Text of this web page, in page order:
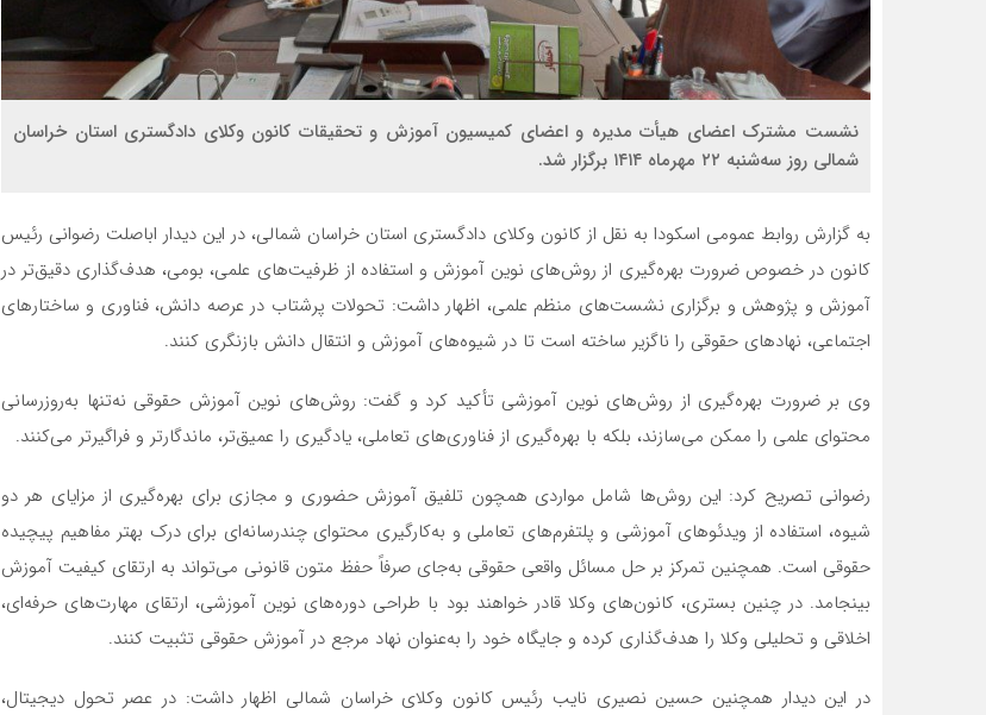
نشست مشترک اعضای هیأت مدیره و اعضای کمیسیون آموزش و تحقیقات کانون وکلای دادگستری استان خراسان
شمالی روز سه‌شنبه ۲۲ مهرماه ۱۴۱۴ برگزار شد.
به گزارش روابط عمومی اسکودا به نقل از کانون وکلای دادگستری استان خراسان شمالی، در این دیدار اباصلت رضوانی رئیس
کانون در خصوص ضرورت بهره‌گیری از روش‌های نوین آموزش و استفاده از ظرفیت‌های علمی، بومی، هدف‌گذاری دقیق‌تر در
آموزش و پژوهش و برگزاری نشست‌های منظم علمی، اظهار داشت: تحولات پرشتاب در عرصه دانش، فناوری و ساختارهای
اجتماعی، نهادهای حقوقی را ناگزیر ساخته است تا در شیوه‌های آموزش و انتقال دانش بازنگری کنند.
وی بر ضرورت بهره‌گیری از روش‌های نوین آموزشی تأکید کرد و گفت: روش‌های نوین آموزش حقوقی نه‌تنها به‌روزرسانی
محتوای علمی را ممکن می‌سازند، بلکه با بهره‌گیری از فناوری‌های تعاملی، یادگیری را عمیق‌تر، ماندگارتر و فراگیرتر می‌کنند.
رضوانی تصریح کرد: این روش‌ها شامل مواردی همچون تلفیق آموزش حضوری و مجازی برای بهره‌گیری از مزایای هر دو
شیوه، استفاده از ویدئوهای آموزشی و پلتفرم‌های تعاملی و به‌کارگیری محتوای چندرسانه‌ای برای درک بهتر مفاهیم پیچیده
حقوقی است. همچنین تمرکز بر حل مسائل واقعی حقوقی به‌جای صرفاً حفظ متون قانونی می‌تواند به ارتقای کیفیت آموزش
بینجامد. در چنین بستری، کانون‌های وکلا قادر خواهند بود با طراحی دوره‌های نوین آموزشی، ارتقای مهارت‌های حرفه‌ای،
اخلاقی و تحلیلی وکلا را هدف‌گذاری کرده و جایگاه خود را به‌عنوان نهاد مرجع در آموزش حقوقی تثبیت کنند.
در این دیدار همچنین حسین نصیری نایب رئیس کانون وکلای خراسان شمالی اظهار داشت: در عصر تحول دیجیتال،